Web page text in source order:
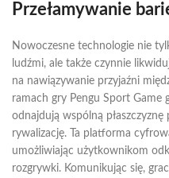
Przełamywanie
Nowoczesne technologie nie
ludźmi, ale także czynnie
na nawiązywanie przyjaźni
ramach gry Pengu Sport Game
odnajdują wspólną płaszczyznę
rywalizację. Ta platforma
umożliwiając użytkownikom
rozgrywki. Komunikując się,